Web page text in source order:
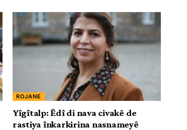
ROJANE
Yîgîtalp: Êdî di nava civakê de
rastiya înkarkirina nasnameyê